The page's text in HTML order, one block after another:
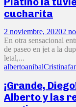
cucharita
2 noviembre, 20202
En otra sensacional
de paseo en jet a la
letal,...
albertoanibalCristina
¡Grande,
Alberto y las